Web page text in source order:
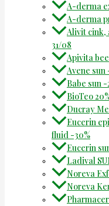
A-derma
A-derma
Alivit cink,
31/08
Apivita
Avene sun
Babe sun -
BioTeo
Ducray
Eucerin
fluid -30%
Eucerin
Ladival
Noreva
Noreva